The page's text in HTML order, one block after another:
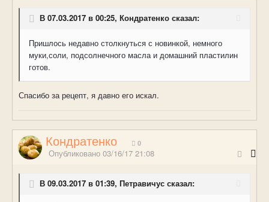
В 07.03.2017 в 00:25, Кондратенко сказал:
Пришлось недавно столкнуться с новинкой, немного
муки,соли, подсолнечного масла и домашний пластилин
готов.
Спасибо за рецепт, я давно его искал.
Кондратенко 0
Опубликовано 03/16/17 21:08
В 09.03.2017 в 01:39, Петравичус сказал: